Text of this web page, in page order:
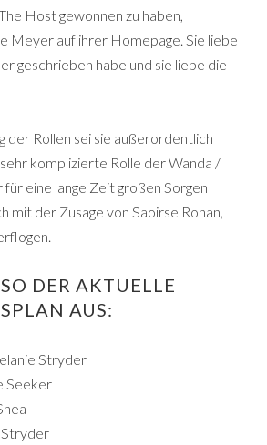
Host gewonnen zu haben,
Meyer auf ihrer Homepage. Sie liebe
geschrieben habe und sie liebe die
der Rollen sei sie außerordentlich
komplizierte Rolle der Wanda /
eine lange Zeit großen Sorgen
mit der Zusage von Saoirse Ronan,
DER AKTUELLE
AUS:
Stryder
Seeker